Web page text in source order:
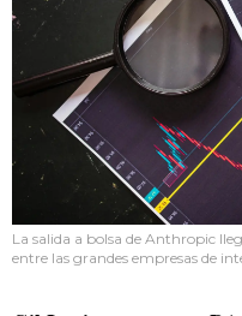
La salida a bolsa de Anthropic
entre las grandes empresas de